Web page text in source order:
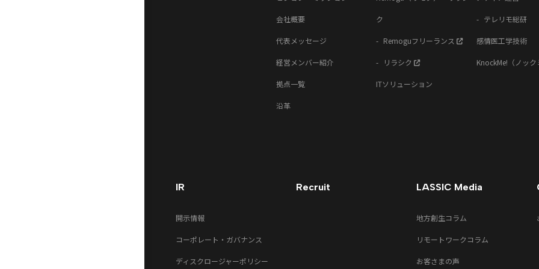
会社概要
代表メッセージ
経営メンバー紹介
拠点一覧
沿革
ク
Remoguフリーランス
リラシク
ITソリューション
テレリモ総研
感情医工学技術
KnockMe!（ノッ
IR
開示情報
コーポレート・ガバナンス
ディスクロージャーポリシー
Recruit LASSIC Media
地方創生コラム
リモートワークコラム
お客さまの声